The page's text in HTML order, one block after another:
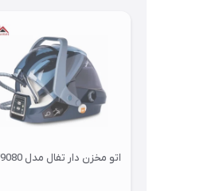
اتو مخزن دار تفال مدل GV9080